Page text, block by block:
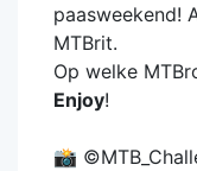
paasweekend!
MTBrit.
Op welke
Enjoy!
📸